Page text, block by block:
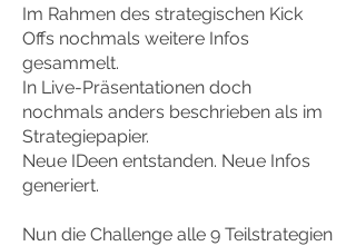
Im Rahmen des strategischen Kick
Offs nochmals weitere Infos
gesammelt.
In Live-Präsentationen doch
nochmals anders beschrieben als im
Strategiepapier.
Neue IDeen entstanden. Neue Infos
generiert.
Nun die Challenge alle 9 Teilstrategien